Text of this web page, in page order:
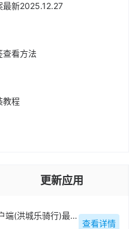
最新2025.12.27
查看方法
教程
更新应用
南昌公共自行车客户端(洪城乐骑行)最新版
查看详情